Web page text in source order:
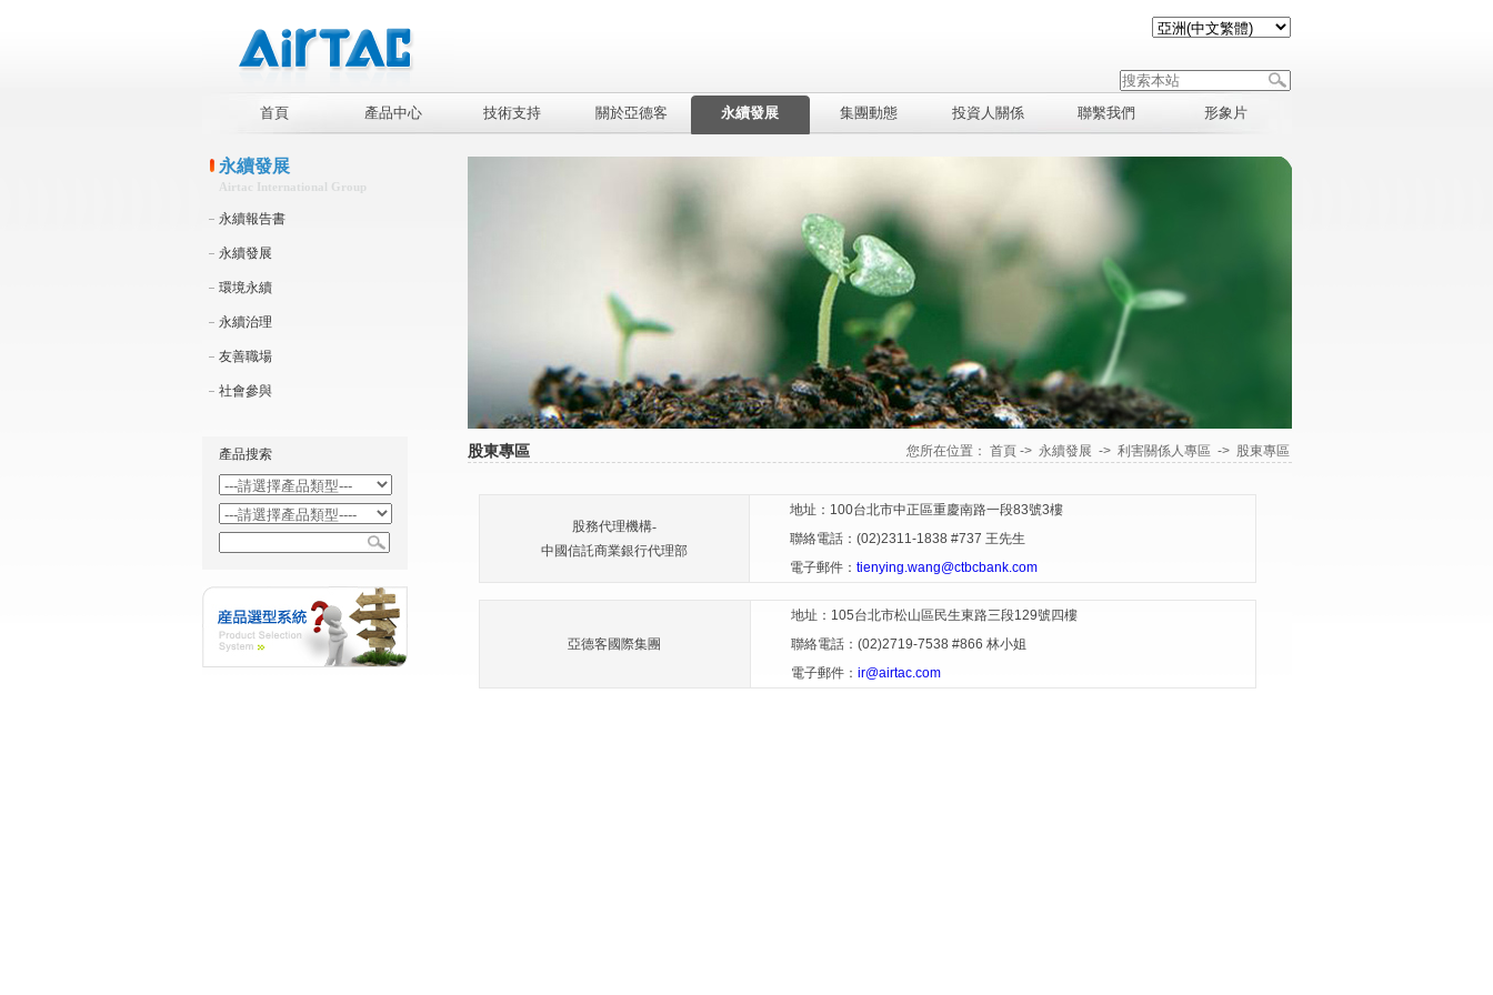
首頁 產品中心 技術支持 關於亞德客 永續發展 集團動態 投資人關係 聯繫我們 形象片
永續發展
Airtac International Group
永續報告書
永續發展
環境永續
永續治理
友善職場
社會參與
產品搜索 股東專區 您所在位置： 首頁-> 永續發展 -> 利害關係人專區 -> 股東專區
股務代理機構-
中國信託商業銀行代理部
地址：100台北市中正區重慶南路一段83號3樓
聯絡電話：(02)2311-1838 #737 王先生
電子郵件： tienying.wang@ctbcbank.com
亞德客國際集團
地址：105台北市松山區民生東路三段129號四樓
聯絡電話：(02)2719-7538 #866 林小姐
電子郵件： ir@airtac.com